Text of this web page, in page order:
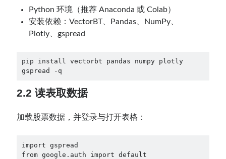
Python 环境（推荐 Anaconda 或 Colab）
安装依赖：VectorBT、Pandas、NumPy、
Plotly、gspread
pip install vectorbt pandas numpy plotly
gspread -q
2.2 读表取数据
加载股票数据，并登录与打开表格：
import gspread
from google.auth import default